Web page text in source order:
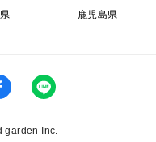
鹿児島県
garden Inc.